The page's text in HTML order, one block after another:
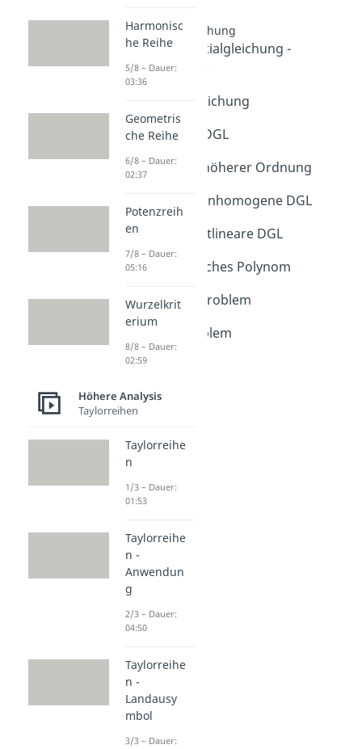
Differentialgleichung
Intro Differentialgleichung -
Grundbegriffe
Dauer: 00:53
Differentialgleichung
Dauer: 05:08
Gewöhnliche DGL
DGL 1. & 2. & höherer Ordnung
Homogene & inhomogene DGL
Dauer: 02:24
Lineare & nichtlineare DGL
Dauer: 01:44
Charakteristisches Polynom
Anfangswertproblem
Dauer: 02:24
Randwertproblem
Dauer: 01:31
Richtungsfeld
Harmonisc
he Reihe
5/8 – Dauer:
03:36
Geometris
che Reihe
6/8 – Dauer:
02:37
Potenzreih
en
7/8 – Dauer:
05:16
Wurzelkrit
erium
8/8 – Dauer:
02:59
Höhere Analysis
Taylorreihen
Taylorreihe
n
1/3 – Dauer:
01:53
Taylorreihe
n -
Anwendun
g
2/3 – Dauer:
04:50
Taylorreihe
n -
Landausy
mbol
3/3 – Dauer: